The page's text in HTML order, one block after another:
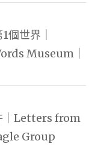
個世界｜
Museum｜
｜Letters from
Group